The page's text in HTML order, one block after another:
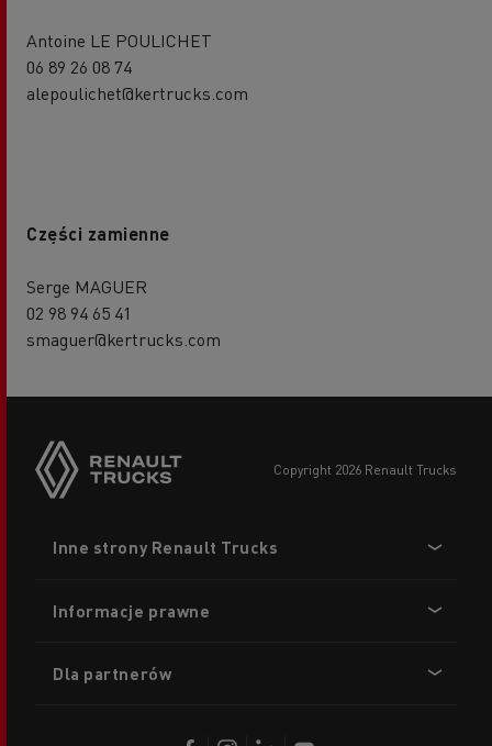
Antoine LE POULICHET
06 89 26 08 74
alepoulichet@kertrucks.com
Części zamienne
Serge MAGUER
02 98 94 65 41
smaguer@kertrucks.com
copyright 2026 Renault Trucks
menu
Inne strony Renault Trucks
Informacje prawne
Dla partnerów